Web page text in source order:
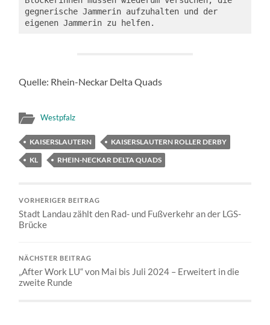
gegnerische Jammerin aufzuhalten und der
eigenen Jammerin zu helfen.
Quelle: Rhein-Neckar Delta Quads
Westpfalz
KAISERSLAUTERN
KAISERSLAUTERN ROLLER DERBY
KL
RHEIN-NECKAR DELTA QUADS
VORHERIGER BEITRAG
Stadt Landau zählt den Rad- und Fußverkehr an der LGS-
Brücke
NÄCHSTER BEITRAG
„After Work LU“ von Mai bis Juli 2024 – Erweitert in die
zweite Runde